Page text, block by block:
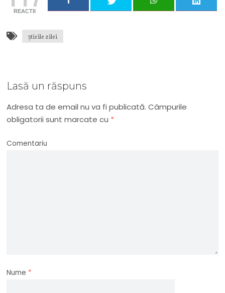
REACTII
știrile zilei
Lasă un răspuns
Adresa ta de email nu va fi publicată. Câmpurile
obligatorii sunt marcate cu *
Comentariu
Nume *